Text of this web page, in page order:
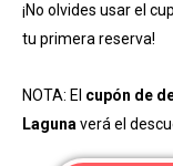
¡No olvides usar el
tu primera reserva!
NOTA: El cupón de
Laguna verá el